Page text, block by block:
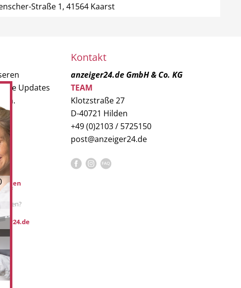
Straße 1, 41564 Kaarst
Updates
auf
Kontakt
anzeiger24.de GmbH & Co. KG
TEAM
Klotzstraße 27
D-40721 Hilden
+49 (0)2103 / 5725150
post@anzeiger24.de